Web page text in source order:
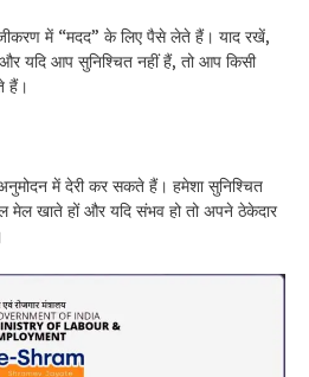
में “मदद” के लिए पैसे लेते हैं। याद रखें,
यदि आप सुनिश्चित नहीं हैं, तो आप किसी
हैं।
में देरी कर सकते हैं। हमेशा सुनिश्चित
खाते हों और यदि संभव हो तो अपने ठेकेदार